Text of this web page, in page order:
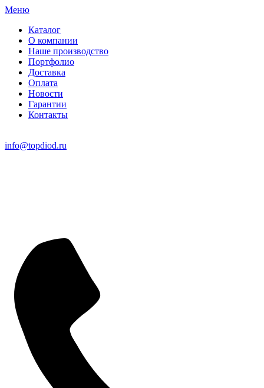
Меню
Каталог
О компании
Наше производство
Портфолио
Доставка
Оплата
Новости
Гарантии
Контакты
info@topdiod.ru